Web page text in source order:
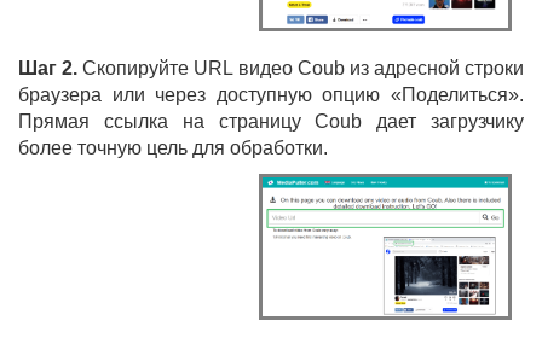
Шаг 2. Скопируйте URL видео Coub из адресной строки
браузера или через доступную опцию «Поделиться».
Прямая ссылка на страницу Coub дает загрузчику
более точную цель для обработки.